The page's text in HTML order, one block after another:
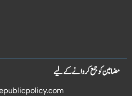
مضامین کو جمع کروانے کے لیے